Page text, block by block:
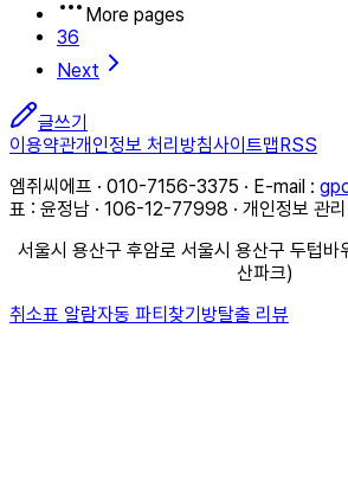
More pages
36
Next
글쓰기
이용약관개인정보 처리방침사이트맵 RSS
엠쥐씨에프 · 010-7156-3375 · E-mail :
표 : 윤정남 · 106-12-77998 · 개인정보 관
서울시 용산구 후암로 서울시 용산구 두텁
산파크)
취소표 알람자동 파티찾기 방탈출 리뷰